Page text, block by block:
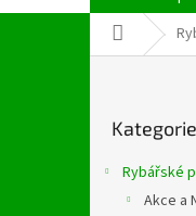
Domů
kategorie
Kategorie
Rybářské
Akce a